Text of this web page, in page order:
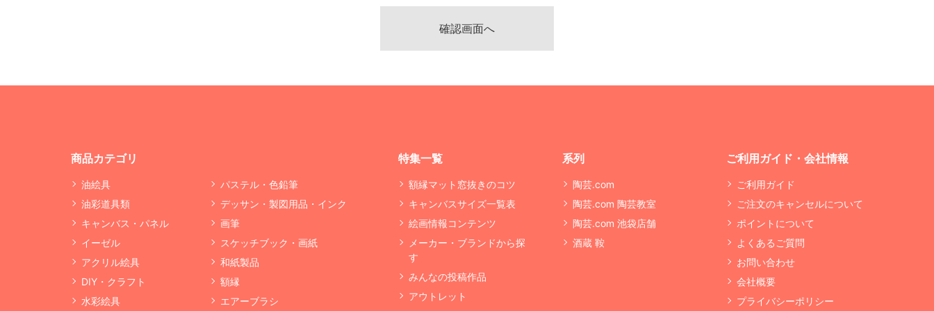
商品カテゴリ
油絵具
油彩道具類
キャンバス・パネル
イーゼル
アクリル絵具
DIY・クラフト
水彩絵具
パステル・色鉛筆
デッサン・製図用品・インク
画筆
スケッチブック・画紙
和紙製品
額縁
エアーブラシ
特集一覧
額縁マット窓抜きのコツ
キャンバスサイズ一覧表
絵画情報コンテンツ
メーカー・ブランドから探
す
みんなの投稿作品
アウトレット
系列
陶芸.com
陶芸.com 陶芸教室
陶芸.com 池袋店舗
酒蔵 鞍
ご利用ガイド・会社情報
ご利用ガイド
ご注文のキャンセルについて
ポイントについて
よくあるご質問
お問い合わせ
会社概要
プライバシーポリシー